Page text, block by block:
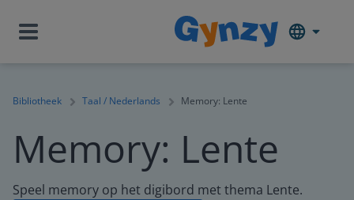
Bibliotheek Taal / Nederlands Memory: Lente
Memory: Lente
Speel memory op het digibord met thema Lente.